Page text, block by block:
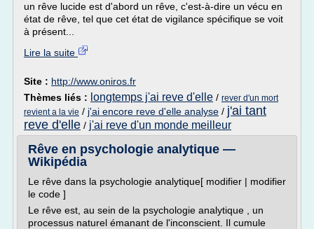
un rêve lucide est d'abord un rêve, c'est-à-dire un vécu en
état de rêve, tel que cet état de vigilance spécifique se voit
à présent...
Lire la suite
Site : http://www.oniros.fr
Thèmes liés : longtemps j'ai reve d'elle / rever d'un mort
revient a la vie / j'ai encore reve d'elle analyse / j'ai tant
reve d'elle / j'ai reve d'un monde meilleur
Rêve en psychologie analytique —
Wikipédia
Le rêve dans la psychologie analytique[ modifier | modifier
le code ]
Le rêve est, au sein de la psychologie analytique , un
processus naturel émanant de l'inconscient. Il cumule